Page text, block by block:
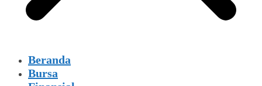
Beranda
Bursa